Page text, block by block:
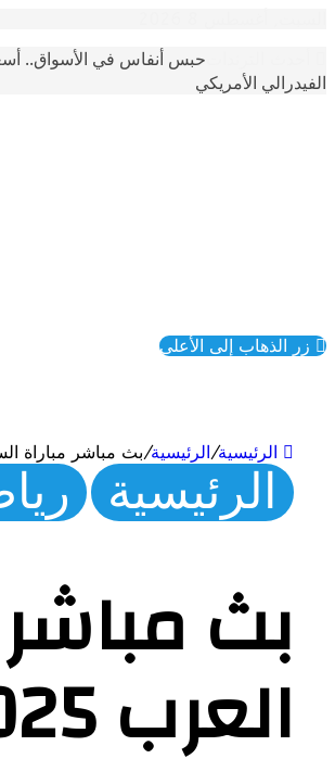
حبس أنفاس في الأسواق..
الفيدرالي الأمريكي
الرئيسية/الرئيسية/بث مباشر مباراة
الرئيسية
بث
العرب 2025
زر الذهاب إلى الأعلى